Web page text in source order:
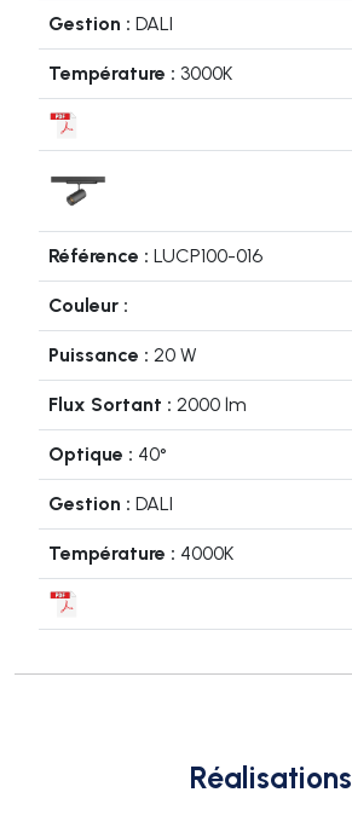
DALI
3000K
LUCP100-016
20 W
2000 lm
40°
DALI
4000K
Réalisations